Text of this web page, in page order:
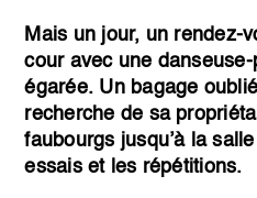
Mais un jour, un rendez-
cour avec une
égarée. Un bagage
recherche de sa
faubourgs jusqu’à la
essais et les répétitions.